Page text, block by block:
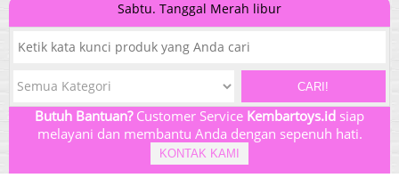
Sabtu. Tanggal Merah libur
CARI!
Butuh Bantuan?Customer Service Kembartoys.id siap
melayani dan membantu Anda dengan sepenuh hati.
KONTAK KAMI